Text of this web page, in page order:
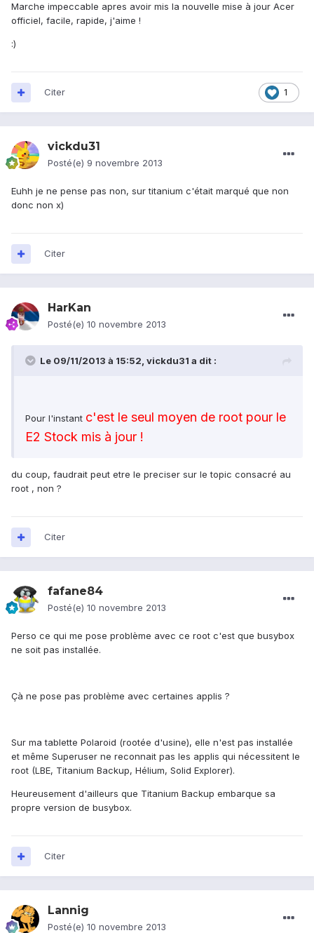
Marche impeccable apres avoir mis la nouvelle mise à jour Acer
officiel, facile, rapide, j'aime !
:)
1
Citer
vickdu31
Posté(e) 9 novembre 2013
Euhh je ne pense pas non, sur titanium c'était marqué que non
donc non x)
Citer
HarKan
Posté(e) 10 novembre 2013
Le 09/11/2013 à 15:52, vickdu31 a dit :
Pour l'instant c'est le seul moyen de root pour le
E2 Stock mis à jour !
du coup, faudrait peut etre le preciser sur le topic consacré au
root , non ?
Citer
fafane84
Posté(e) 10 novembre 2013
Perso ce qui me pose problème avec ce root c'est que busybox
ne soit pas installée.
Çà ne pose pas problème avec certaines applis ?
Sur ma tablette Polaroid (rootée d'usine), elle n'est pas installée
et même Superuser ne reconnait pas les applis qui nécessitent le
root (LBE, Titanium Backup, Hélium, Solid Explorer).
Heureusement d'ailleurs que Titanium Backup embarque sa
propre version de busybox.
Citer
Lannig
Posté(e) 10 novembre 2013